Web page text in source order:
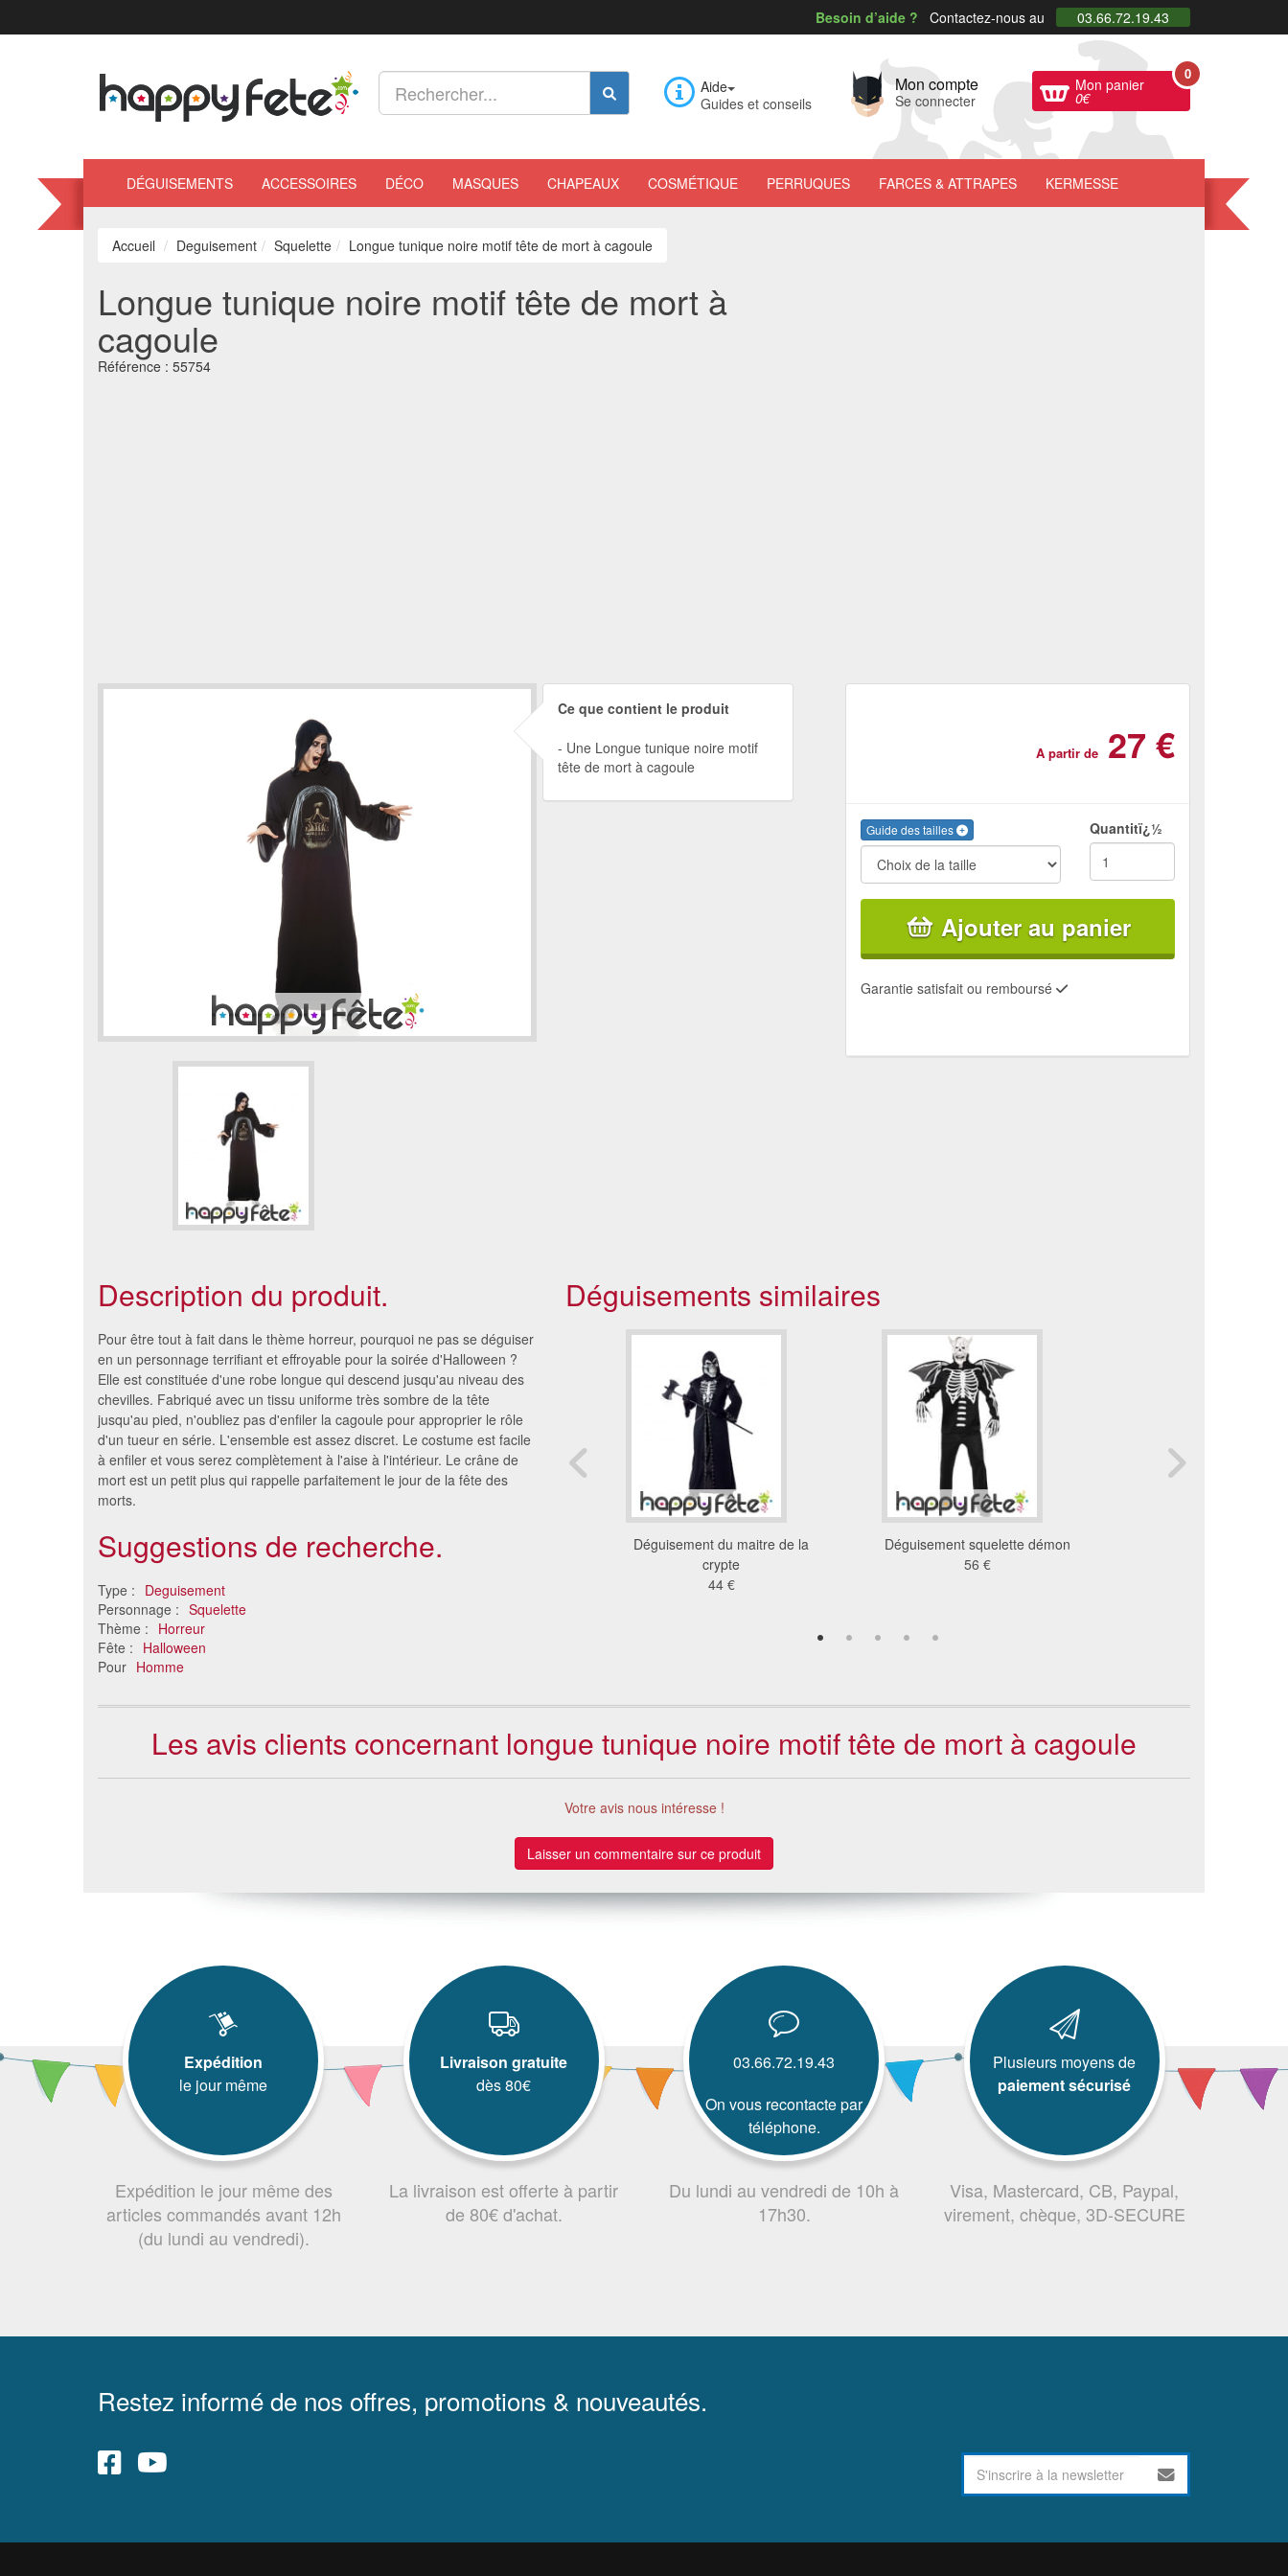
Besoin d’aide ? Contactez-nous au 03.66.72.19.43
Aide
Guides et conseils
Mon compte
Se connecter
Mon panier
0€
0
DÉGUISEMENTS ACCESSOIRES DÉCO MASQUES CHAPEAUX COSMÉTIQUE PERRUQUES FARCES & ATTRAPES KERMESSE
Accueil Deguisement Squelette Longue tunique noire motif tête de mort à cagoule
Longue tunique noire motif tête de mort à
cagoule
Référence : 55754
Ce que contient le produit
Une Longue tunique noire motif
tête de mort à cagoule
A partir de 27 €
Guide des tailles Quantitï¿½
Ajouter au panier
Garantie satisfait ou remboursé
Description du produit.
Pour être tout à fait dans le thème horreur, pourquoi ne pas se déguiser
en un personnage terrifiant et effroyable pour la soirée d'Halloween ?
Elle est constituée d'une robe longue qui descend jusqu'au niveau des
chevilles. Fabriqué avec un tissu uniforme très sombre de la tête
jusqu'au pied, n'oubliez pas d'enfiler la cagoule pour approprier le rôle
d'un tueur en série. L'ensemble est assez discret. Le costume est facile
à enfiler et vous serez complètement à l'aise à l'intérieur. Le crâne de
mort est un petit plus qui rappelle parfaitement le jour de la fête des
morts.
Suggestions de recherche.
Type : Deguisement
Personnage : Squelette
Thème : Horreur
Fête : Halloween
Pour Homme
Déguisements similaires
Cape, masque et faux de
moissonneuse d'âme, adulte
19 €
Déguisement du docteur de la
Déguisement du maitre de la
crypte
44 €
Déguisement squelette démon
56 €
Les avis clients concernant longue tunique noire motif tête de mort à cagoule
Votre avis nous intéresse !
Laisser un commentaire sur ce produit
Expédition
le jour même
Expédition le jour même des
articles commandés avant 12h
(du lundi au vendredi).
Livraison gratuite
dès 80€
La livraison est offerte à partir
de 80€ d'achat.
03.66.72.19.43
On vous recontacte par
téléphone.
Du lundi au vendredi de 10h à
17h30.
Plusieurs moyens de
paiement sécurisé
Visa, Mastercard, CB, Paypal,
virement, chèque, 3D-SECURE
Restez informé de nos offres, promotions & nouveautés.